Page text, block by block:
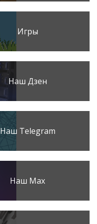
Игры
Наш Дзен
Наш Telegram
Наш Max